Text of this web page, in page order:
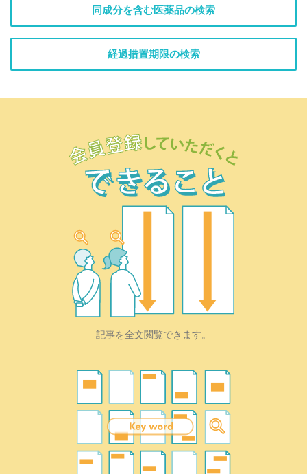
同成分を含む医薬品の検索
経過措置期限の検索
記事を全文閲覧できます。